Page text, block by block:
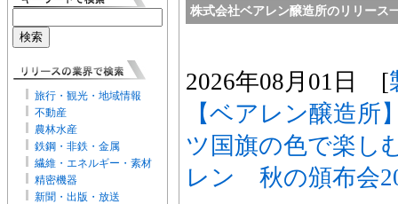
旅行・観光・地域情報
不動産
農林水産
鉄鋼・非鉄・金属
繊維・エネルギー・素材
精密機器
新聞・出版・放送
株式会社ベアレン醸造所のリリース
2026年08月01日 [
【ベアレン醸造所
ツ国旗の色で楽し
レン 秋の頒布会